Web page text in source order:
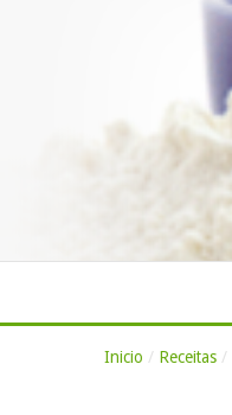
Inicio / Receitas /